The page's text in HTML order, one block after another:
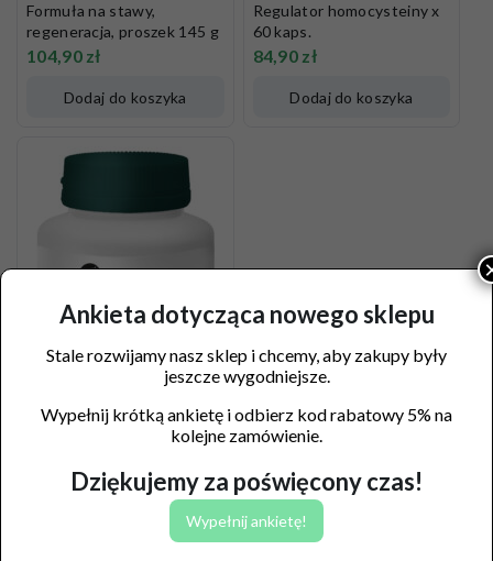
Formuła na stawy,
regeneracja, proszek 145 g
104,90 zł
Dodaj do koszyka
Regulator homocysteiny x
60 kaps.
84,90 zł
Dodaj do koszyka
Witamina C optymalna 250
Ankieta dotycząca nowego sklepu
Stale rozwijamy nasz sklep i chcemy, aby zakupy były
jeszcze wygodniejsze.
Wypełnij krótką ankietę i odbierz kod rabatowy 5% na
kolejne zamówienie.
Dziękujemy za poświęcony czas!
Wypełnij ankietę!